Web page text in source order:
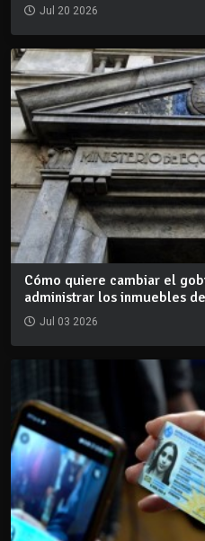
Jul 20 2026
Cómo quiere cambiar el
administrar los inmuebles
Jul 03 2026